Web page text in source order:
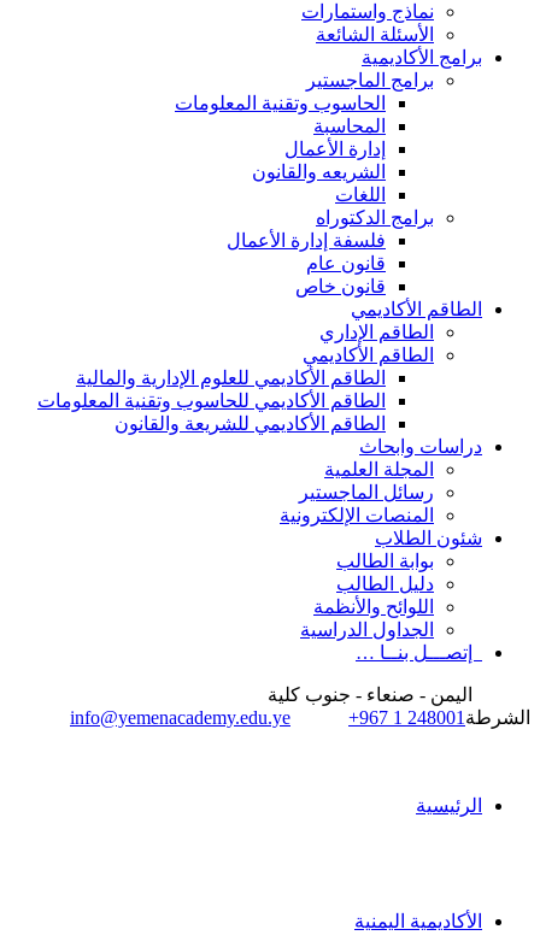
نماذج واستمارات
الأسئلة الشائعة
برامج الأكاديمية
برامج الماجستير
الحاسوب وتقنية المعلومات
المحاسبة
إدارة الأعمال
الشريعه والقانون
اللغات
برامج الدكتوراه
فلسفة إدارة الأعمال
قانون عام
قانون خاص
الطاقم الأكاديمي
الطاقم الإداري
الطاقم الأكاديمي
الطاقم الأكاديمي للعلوم الإدارية والمالية
الطاقم الأكاديمي للحاسوب وتقنية المعلومات
الطاقم الأكاديمي للشريعة والقانون
دراسات وابحاث
المجلة العلمية
رسائل الماجستير
المنصات الإلكترونية
شئون الطلاب
بوابة الطالب
دليل الطالب
اللوائح والأنظمة
الجداول الدراسية
إتصـــل بنــا …
اليمن - صنعاء - جنوب كلية
الشرطة
info@yemenacademy.edu.ye +967 1 248001
الرئيسية
الأكاديمية اليمنية